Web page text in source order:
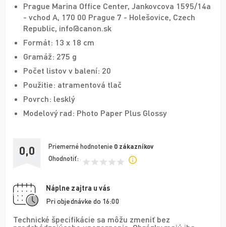
Prague Marina Office Center, Jankovcova 1595/14a
- vchod A, 170 00 Prague 7 - Holešovice, Czech
Republic, info@canon.sk
Formát: 13 x 18 cm
Gramáž: 275 g
Počet listov v balení: 20
Použitie: atramentová tlač
Povrch: lesklý
Modelový rad: Photo Paper Plus Glossy
0,0 Priemerné hodnotenie 0 zákazníkov
Ohodnotiť:
Náplne zajtra u vás
Pri objednávke do 16:00
Technické špecifikácie sa môžu zmeniť bez